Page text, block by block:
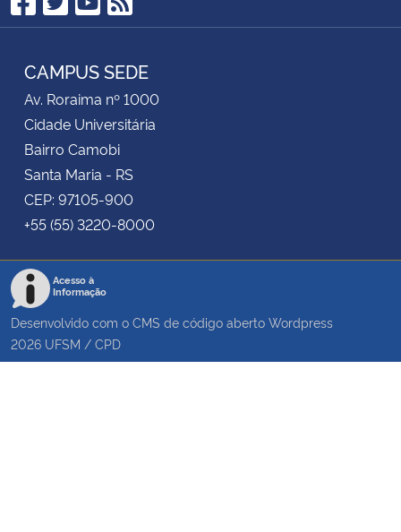
Facebook
Twitter
YouTube
RSS
CAMPUS SEDE
Av. Roraima nº 1000
Cidade Universitária
Bairro Camobi
Santa Maria - RS
CEP: 97105-900
+55 (55) 3220-8000
Acesso à
Informação
Desenvolvido com o CMS de código aberto Wordpress
2026 UFSM / CPD